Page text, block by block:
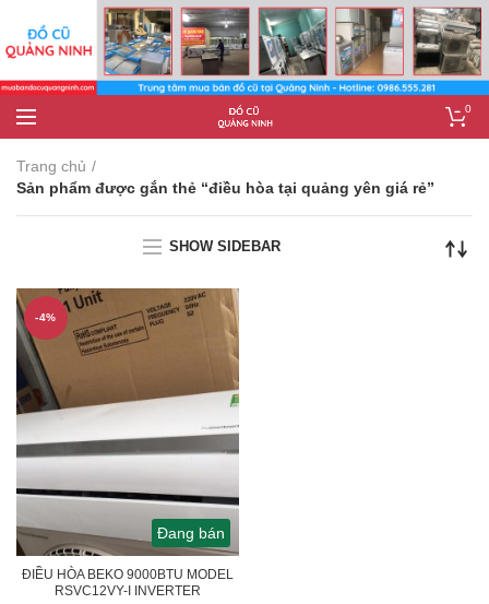
0
Trang chủ
Sản phẩm được gắn thẻ “điều hòa tại quảng yên giá rẻ”
SHOW SIDEBAR
Đang bán
-4%
ĐIỀU HÒA BEKO 9000BTU MODEL
RSVC12VY-I INVERTER